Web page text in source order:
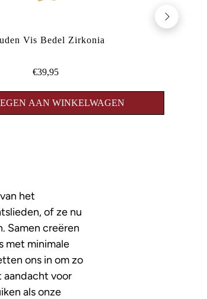
Vis Bedel Zirkonia
€39,95
AAN WINKELWAGEN
het
of ze nu
Samen creëren
met minimale
ons in om zo
voor
als onze